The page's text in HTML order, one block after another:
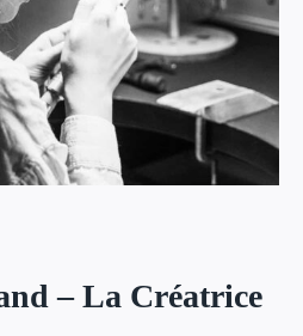
– La Créatrice